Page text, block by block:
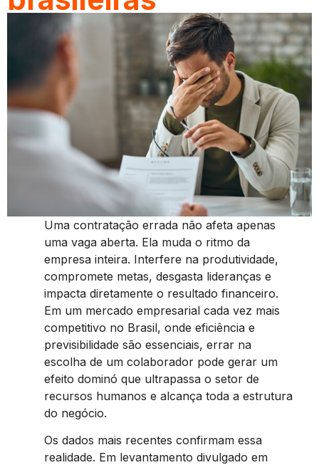
Uma contratação errada não afeta apenas
uma vaga aberta. Ela muda o ritmo da
empresa inteira. Interfere na produtividade,
compromete metas, desgasta lideranças e
impacta diretamente o resultado financeiro.
Em um mercado empresarial cada vez mais
competitivo no Brasil, onde eficiência e
previsibilidade são essenciais, errar na
escolha de um colaborador pode gerar um
efeito dominó que ultrapassa o setor de
recursos humanos e alcança toda a estrutura
do negócio.
Os dados mais recentes confirmam essa
realidade. Em levantamento divulgado em